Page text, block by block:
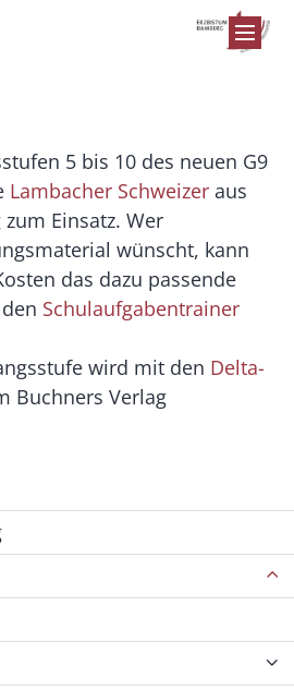
5 bis 10 des neuen G9
Lambacher Schweizer aus
Einsatz. Wer
wünscht, kann
das dazu passende
Schulaufgabentrainer
wird mit den Delta-
Buchners Verlag